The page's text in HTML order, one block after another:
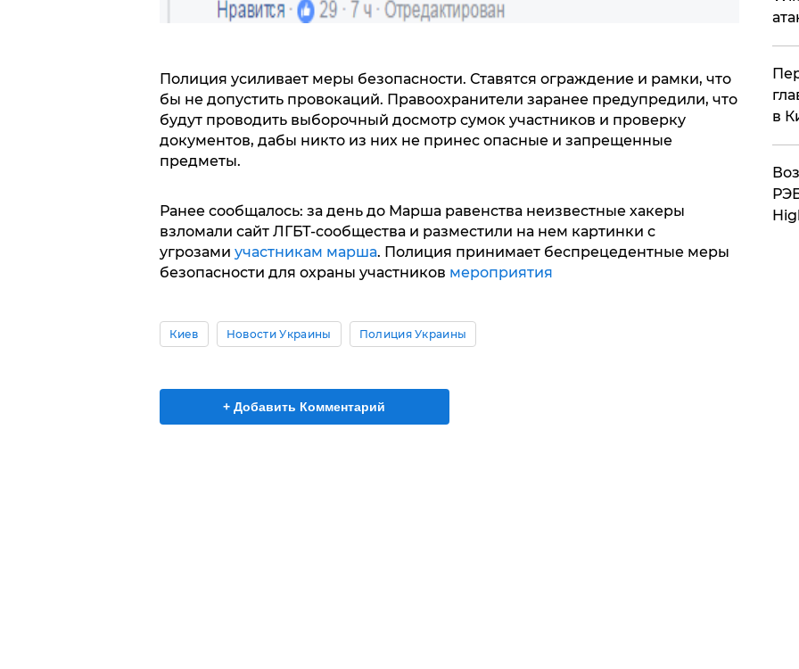
Полиция усиливает меры безопасности. Ставятся ограждение и рамки, что
бы не допустить провокаций. Правоохранители заранее предупредили, что
будут проводить выборочный досмотр сумок участников и проверку
документов, дабы никто из них не принес опасные и запрещенные
предметы.
Ранее сообщалось: за день до Марша равенства неизвестные хакеры
взломали сайт ЛГБТ-сообщества и разместили на нем картинки с
угрозами участникам марша. Полиция принимает беспрецедентные меры
безопасности для охраны участников мероприятия
Киев Новости Украины Полиция Украины
+ Добавить Комментарий
в